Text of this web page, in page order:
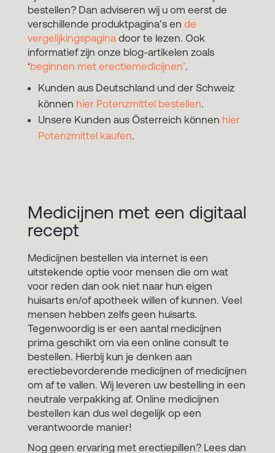
bestellen? Dan adviseren wij u om eerst de
verschillende produktpagina’s en de
vergelijkingspaginadoor te lezen. Ook
informatief zijn onze blog-artikelen zoals
‘beginnen met erectiemedicijnen’.
Kunden aus Deutschland und der Schweiz
können hier Potenzmittel bestellen.
Unsere Kunden aus Österreich können hier
Potenzmittel kaufen.
Medicijnen met een digitaal
recept
Medicijnen bestellen via internet is een
uitstekende optie voor mensen die om wat
voor reden dan ook niet naar hun eigen
huisarts en/of apotheek willen of kunnen. Veel
mensen hebben zelfs geen huisarts.
Tegenwoordig is er een aantal medicijnen
prima geschikt om via een online consult te
bestellen. Hierbij kun je denken aan
erectiebevorderende medicijnen of medicijnen
om af te vallen. Wij leveren uw bestelling in een
neutrale verpakking af. Online medicijnen
bestellen kan dus wel degelijk op een
verantwoorde manier!
Nog geen ervaring met erectiepillen? Lees dan